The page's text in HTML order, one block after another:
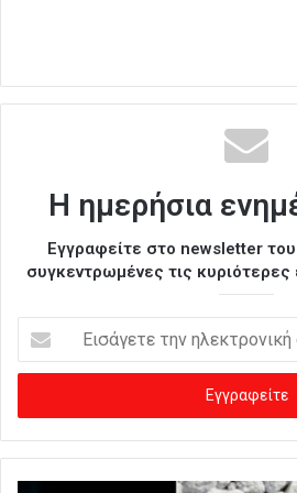
Η ημερήσια
Εγγραφείτε στο newsletter
συγκεντρωμένες τις κυριότερες
σ
γ
ε